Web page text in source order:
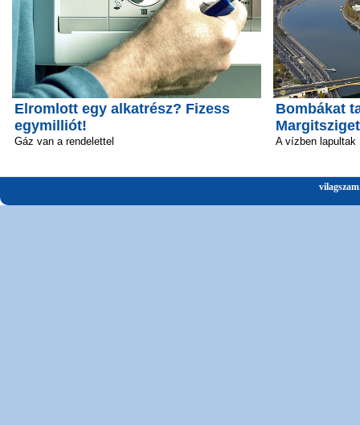
Elromlott egy alkatrész? Fizess
egymilliót!
Gáz van a rendelettel
Bombákat
A vízben lapultak